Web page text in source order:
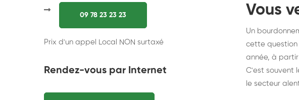
09 78 23 23 23
Prix d'un appel Local NON surtaxé
Rendez-vous par Internet
Vous
Un
cette question
année, à
C'est souvent
le secteur